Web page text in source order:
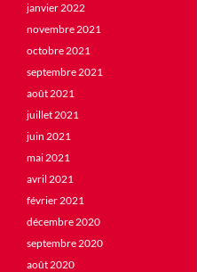
janvier 2022
novembre 2021
octobre 2021
septembre 2021
août 2021
juillet 2021
juin 2021
mai 2021
avril 2021
février 2021
décembre 2020
septembre 2020
août 2020